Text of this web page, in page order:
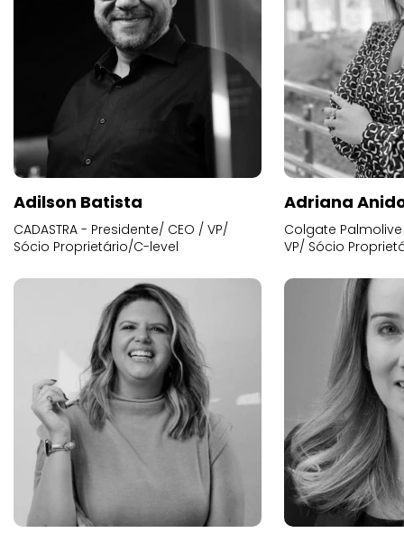
Adilson Batista
CADASTRA - Presidente/ CEO / VP/
Sócio Proprietário/C-level
Adriana
Colgate
VP/ Sócio